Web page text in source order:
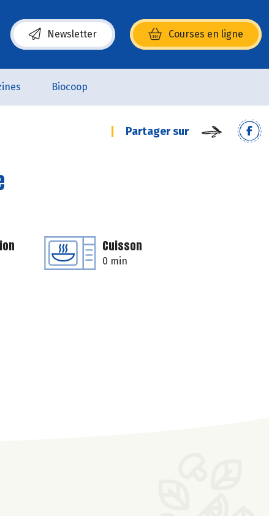
Newsletter Courses en ligne
(s’ouvre dans une nouvelle fenêtre)
Biocoop
Partager sur
Cuisson
0 min